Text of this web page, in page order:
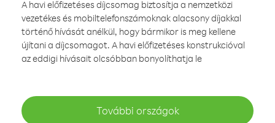
A havi előfizetéses díjcsomag biztosítja a nemzetközi
vezetékes és mobiltelefonszámoknak alacsony díjakkal
történő hívását anélkül, hogy bármikor is meg kellene
újítani a díjcsomagot. A havi előfizetéses konstrukcióval
az eddigi hívásait olcsóbban bonyolíthatja le
További országok